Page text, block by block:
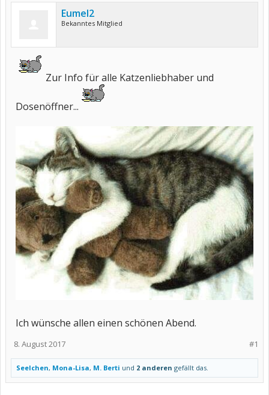
Eumel2
Bekanntes Mitglied
Zur Info für alle Katzenliebhaber und
Dosenöffner...
Ich wünsche allen einen schönen Abend.
#1
8. August 2017
Seelchen, Mona-Lisa, M. Berti und 2 anderen gefällt das.